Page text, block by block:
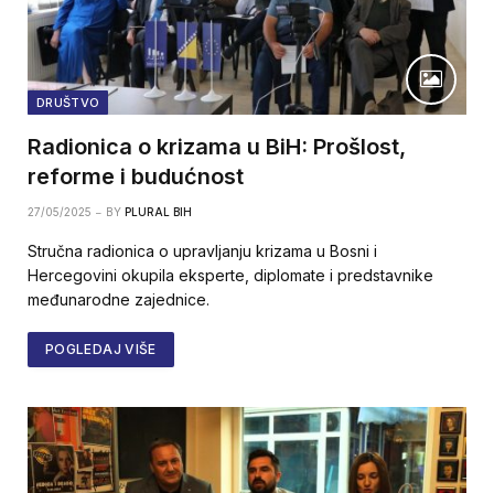
DRUŠTVO
Radionica o krizama u BiH: Prošlost,
reforme i budućnost
27/05/2025 BY PLURAL BIH
Stručna radionica o upravljanju krizama u Bosni i
Hercegovini okupila eksperte, diplomate i predstavnike
međunarodne zajednice.
POGLEDAJ VIŠE